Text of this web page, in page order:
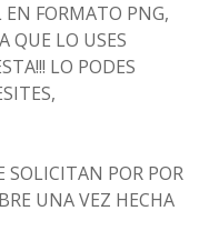
EN FORMATO PNG,
QUE LO USES
LO PODES
SOLICITAN POR POR
UNA VEZ HECHA